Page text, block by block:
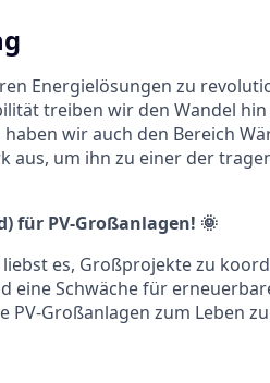
Energielösungen zu
treiben wir den Wandel
wir auch den Bereich
um ihn zu einer der
für PV-Großanlagen! 🌞
es, Großprojekte zu
eine Schwäche für
PV-Großanlagen zum Leben